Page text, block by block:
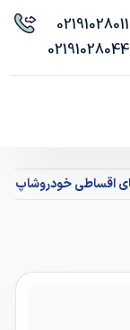
02191028011
02191028044
اقساطی خودروشاپ